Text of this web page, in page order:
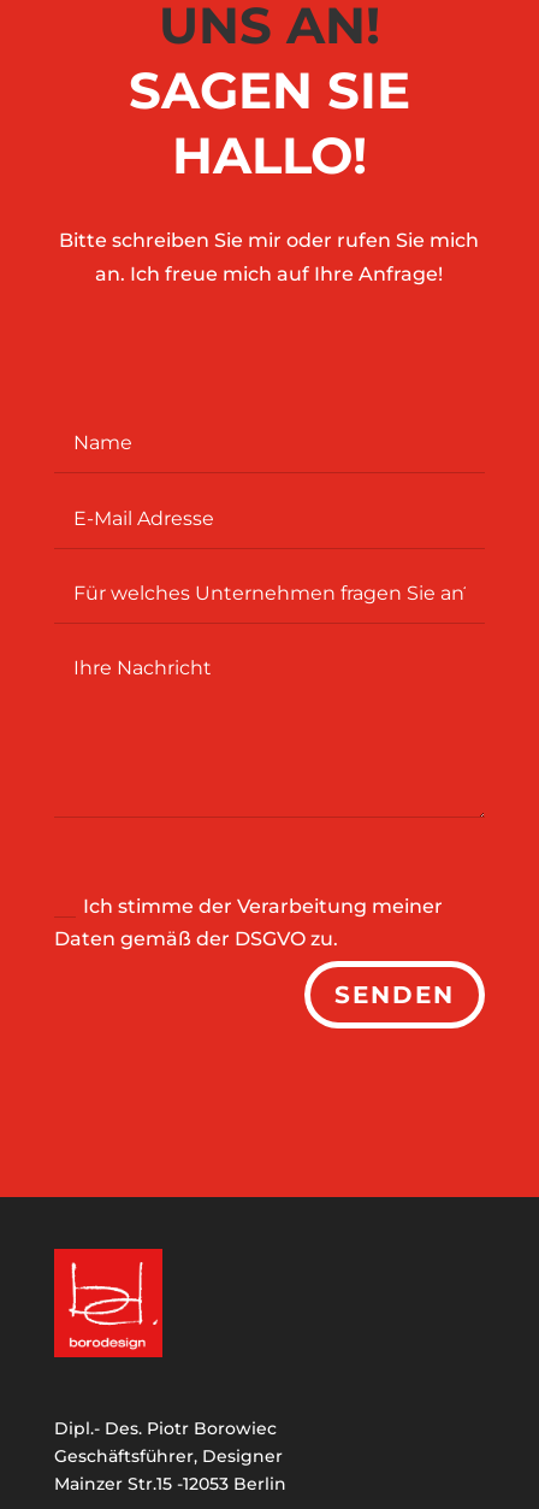
UNS AN!
SAGEN SIE
HALLO!
Bitte schreiben Sie mir oder rufen Sie mich
an. Ich freue mich auf Ihre Anfrage!
Ich stimme der Verarbeitung meiner
Daten gemäß der DSGVO zu.
SENDEN
Dipl.- Des. Piotr Borowiec
Geschäftsführer, Designer
Mainzer Str.15 -12053 Berlin